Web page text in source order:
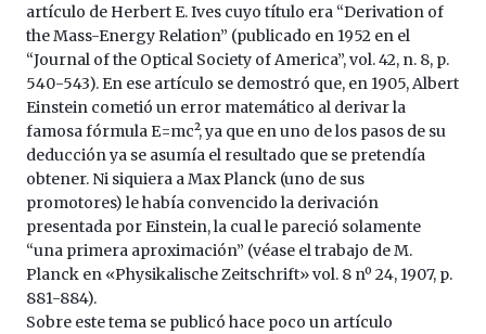
artículo de Herbert E. Ives cuyo título era “Derivation of
the Mass-Energy Relation” (publicado en 1952 en el
“Journal of the Optical Society of America”, vol. 42, n. 8, p.
540-543). En ese artículo se demostró que, en 1905, Albert
Einstein cometió un error matemático al derivar la
famosa fórmula E=mc², ya que en uno de los pasos de su
deducción ya se asumía el resultado que se pretendía
obtener. Ni siquiera a Max Planck (uno de sus
promotores) le había convencido la derivación
presentada por Einstein, la cual le pareció solamente
“una primera aproximación” (véase el trabajo de M.
Planck en «Physikalische Zeitschrift» vol. 8 nº 24, 1907, p.
881-884).
Sobre este tema se publicó hace poco un artículo